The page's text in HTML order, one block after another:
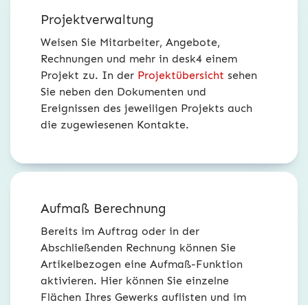
Projektverwaltung
Weisen Sie Mitarbeiter, Angebote,
Rechnungen und mehr in desk4 einem
Projekt zu. In der Projektübersicht sehen
Sie neben den Dokumenten und
Ereignissen des jeweiligen Projekts auch
die zugewiesenen Kontakte.
Aufmaß Berechnung
Bereits im Auftrag oder in der
Abschließenden Rechnung können Sie
Artikelbezogen eine Aufmaß-Funktion
aktivieren. Hier können Sie einzelne
Flächen Ihres Gewerks auflisten und im